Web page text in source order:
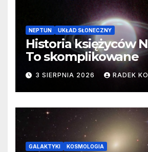
NEPTUN UKŁAD SŁONECZNY
Historia księżyców
To skomplikowane
3 SIERPNIA 2026 RADEK
GALAKTYKI KOSMOLOGIA